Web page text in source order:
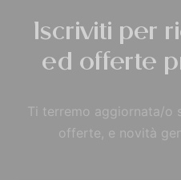
Iscriviti per
ed offerte
Ti terremo aggiornata/o
offerte, e novità